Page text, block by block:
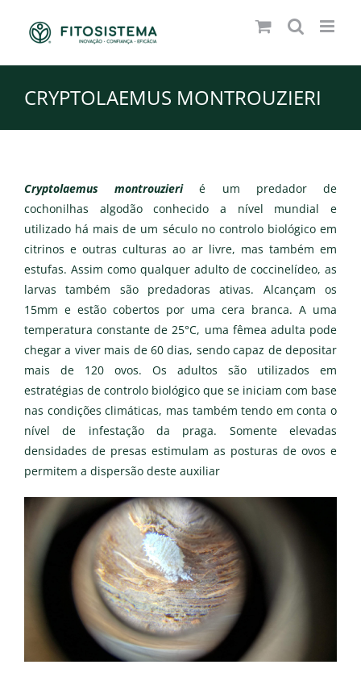
CRYPTOLAEMUS MONTROUZIERI
Cryptolaemus montrouzierié um predador de
cochonilhas algodão conhecido a nível mundial e
utilizado há mais de um século no controlo biológico em
citrinos e outras culturas ao ar livre, mas também em
estufas. Assim como qualquer adulto de coccinelídeo, as
larvas também são predadoras ativas. Alcançam os
15mm e estão cobertos por uma cera branca. A uma
temperatura constante de 25°C, uma fêmea adulta pode
chegar a viver mais de 60 dias, sendo capaz de depositar
mais de 120 ovos. Os adultos são utilizados em
estratégias de controlo biológico que se iniciam com base
nas condições climáticas, mas também tendo em conta o
nível de infestação da praga. Somente elevadas
densidades de presas estimulam as posturas de ovos e
permitem a dispersão deste auxiliar